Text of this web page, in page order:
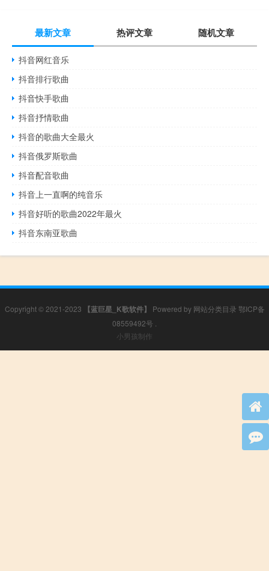
最新文章 热评文章 随机文章
抖音网红音乐
抖音排行歌曲
抖音快手歌曲
抖音抒情歌曲
抖音的歌曲大全最火
抖音俄罗斯歌曲
抖音配音歌曲
抖音上一直啊的纯音乐
抖音好听的歌曲2022年最火
抖音东南亚歌曲
Copyright © 2021-2023 【蓝巨星_K歌软件】 Powered by 网站分类目录 鄂ICP备
08559492号
小男孩制作